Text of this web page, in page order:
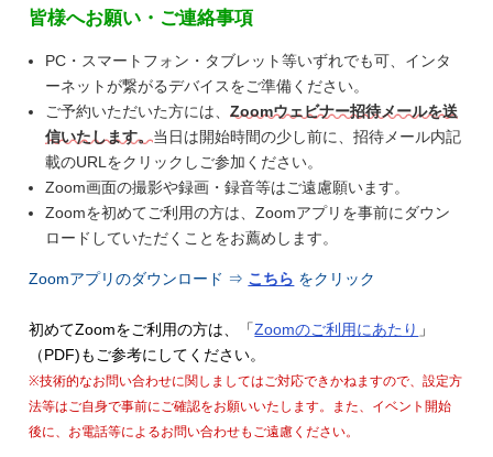
皆様へお願い・ご連絡事項
PC・スマートフォン・タブレット等いずれでも可、インタ
ーネットが繋がるデバイスをご準備ください。
ご予約いただいた方には、 Zoomウェビナー招待メールを送
信いたします。当日は開始時間の少し前に、招待メール内記
載のURLをクリックしご参加ください。
Zoom画面の撮影や録画・録音等はご遠慮願います。
Zoomを初めてご利用の方は、Zoomアプリを事前にダウン
ロードしていただくことをお薦めします。
Zoomアプリのダウンロード ⇒ こちら をクリック
初めてZoomをご利用の方は、「Zoomのご利用にあたり 」
（PDF)もご参考にしてください。
※技術的なお問い合わせに関しましてはご対応できかねますので、設定方
法等はご自身で事前にご確認をお願いいたします。また、イベント開始
後に、お電話等によるお問い合わせもご遠慮ください。